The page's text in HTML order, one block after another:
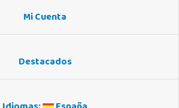
Mi Cuenta
Destacados